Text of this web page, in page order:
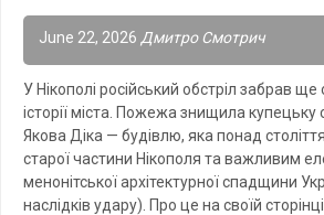
June 22, 2026 Дмитро Смотрич
У Нікополі російський обстріл забрав
історії міста. Пожежа знищила купецьку
Якова Діка — будівлю, яка понад
старої частини Нікополя та важливим
менонітської архітектурної спадщини
наслідків удару). Про це на своїй